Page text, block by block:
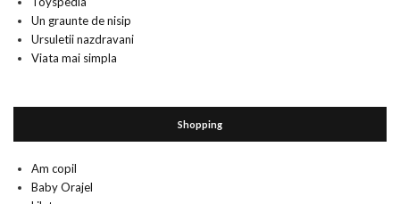
Un graunte de nisip
Ursuletii nazdravani
Viata mai simpla
Shopping
Am copil
Baby Orajel